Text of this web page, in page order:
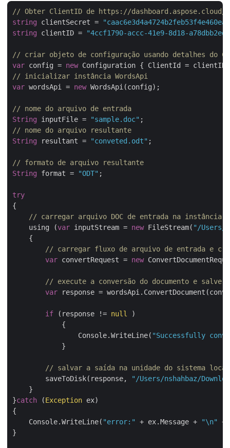
// Obter ClientID de https://dashboard.aspose.cloud/
string clientSecret =
string clientID = "4ccf1790-accc-41e9-8d18-
// criar objeto de configuração usando detalhes do
var config = new
// inicializar instância WordsApi
var wordsApi = new WordsApi(config);
// nome do arquivo de entrada
String inputFile = "sample.doc"
// nome do arquivo resultante
String resultant = "conveted.odt" ;
// formato de arquivo resultante
String format = "ODT" ;
try
{
// carregar arquivo DOC de entrada na instância
    using (
var inputStream = new FileStream( "/Users/
    {
// carregar fluxo de arquivo de entrada e
var convertRequest = new
// execute a conversão do documento e salve
var response =
if (response != null
)
            {
                Console.WriteLine(
"Successfully
            }
// salvar a saída na unidade do sistema local
        saveToDisk(response,
"/Users/nshahbaz/
    }
}catch (Exception ex)
{
    Console.WriteLine(
"error:" + ex.Message + "\n"
+
}